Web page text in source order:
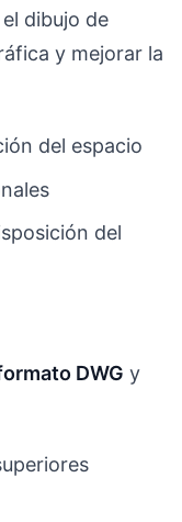
dibujo de
y mejorar la
del espacio
del
DWG y